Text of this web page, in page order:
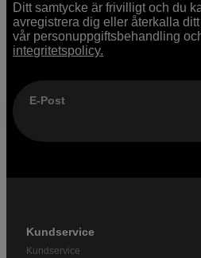
Ditt samtycke är frivilligt och du
avregistrera dig eller återkalla
vår personuppgiftsbehandling
integritetspolicy.
E-Post
Kundservice
Kundservice